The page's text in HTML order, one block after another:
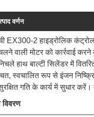
वर्णन
EX300-2 हाइड्रोलिक
वाली मोटर को कार्रवाई
हाथ बाल्टी सिलेंडर में
स्वचालित रूप से इंजन
गति के कार्य में सुधार
विवरण